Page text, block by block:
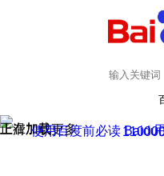
正在加载
上滑加载更多
使用百度前必读 Baidu
京公网安